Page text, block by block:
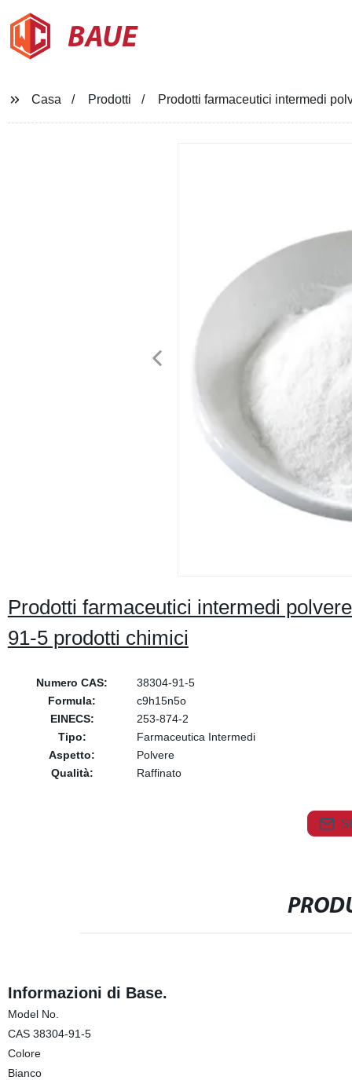
BAUE
Casa Prodotti Prodotti farmaceutici intermedi
Prodotti farmaceutici intermedi
91-5 prodotti chimici
Numero CAS:
38304-91-5
Formula:
c9h15n5o
EINECS:
253-874-2
Tipo:
Farmaceutica Intermedi
Aspetto:
Polvere
Qualità:
Raffinato
Informazioni di Base.
Model No.
CAS 38304-91-5
Colore
Bianco